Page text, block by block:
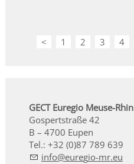
< 1 2 3 4
GECT Euregio Meuse-Rhin
Gospertstraße 42
B – 4700 Eupen
Tel.: +32 (0)87 789 639
nf
r g -mr